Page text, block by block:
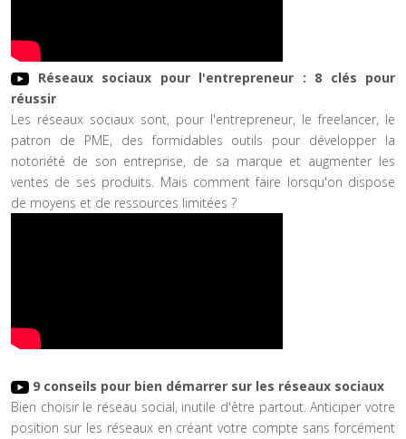
Réseaux sociaux pour l'entrepreneur : 8 clés pour
réussir
Les réseaux sociaux sont, pour l'entrepreneur, le freelancer, le
patron de PME, des formidables outils pour développer la
notoriété de son entreprise, de sa marque et augmenter les
ventes de ses produits. Mais comment faire lorsqu'on dispose
de moyens et de ressources limitées ?
9 conseils pour bien démarrer sur les réseaux sociaux
Bien choisir le réseau social, inutile d'être partout. Anticiper votre
position sur les réseaux en créant votre compte sans forcément